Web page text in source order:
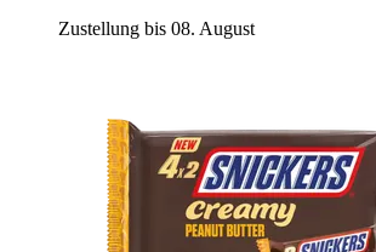
Zustellung bis 08. August